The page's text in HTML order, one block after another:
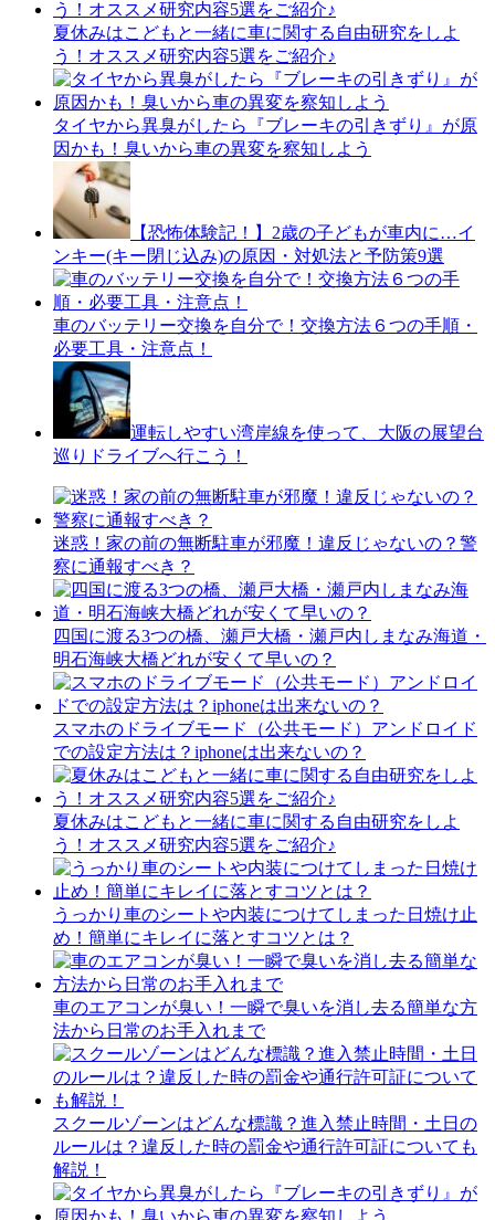
夏休みはこどもと一緒に車に関する自由研究をしよ
う！オススメ研究内容5選をご紹介♪
タイヤから異臭がしたら『ブレーキの引きずり』が原
因かも！臭いから車の異変を察知しよう
【恐怖体験記！】2歳の子どもが車内に…イ
ンキー(キー閉じ込み)の原因・対処法と予防策9選
車のバッテリー交換を自分で！交換方法６つの手順・
必要工具・注意点！
運転しやすい湾岸線を使って、大阪の展望台
巡りドライブへ行こう！
迷惑！家の前の無断駐車が邪魔！違反じゃないの？警
察に通報すべき？
四国に渡る3つの橋、瀬戸大橋・瀬戸内しまなみ海道・
明石海峡大橋どれが安くて早いの？
スマホのドライブモード（公共モード）アンドロイド
での設定方法は？iphoneは出来ないの？
夏休みはこどもと一緒に車に関する自由研究をしよ
う！オススメ研究内容5選をご紹介♪
うっかり車のシートや内装につけてしまった日焼け止
め！簡単にキレイに落とすコツとは？
車のエアコンが臭い！一瞬で臭いを消し去る簡単な方
法から日常のお手入れまで
スクールゾーンはどんな標識？進入禁止時間・土日の
ルールは？違反した時の罰金や通行許可証についても
解説！